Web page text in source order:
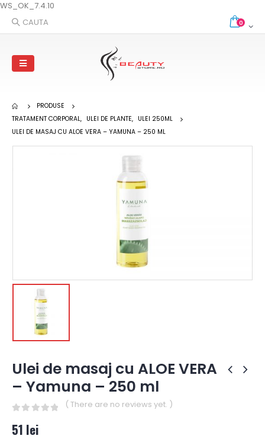
WS_OK_7.4.10
CAUTA
0
PRODUSE
TRATAMENT CORPORAL, ULEI DE PLANTE, ULEI 250ML
ULEI DE MASAJ CU ALOE VERA – YAMUNA – 250 ML
Ulei de masaj cu ALOE VERA
– Yamuna – 250 ml
( There are no reviews yet. )
51 lei